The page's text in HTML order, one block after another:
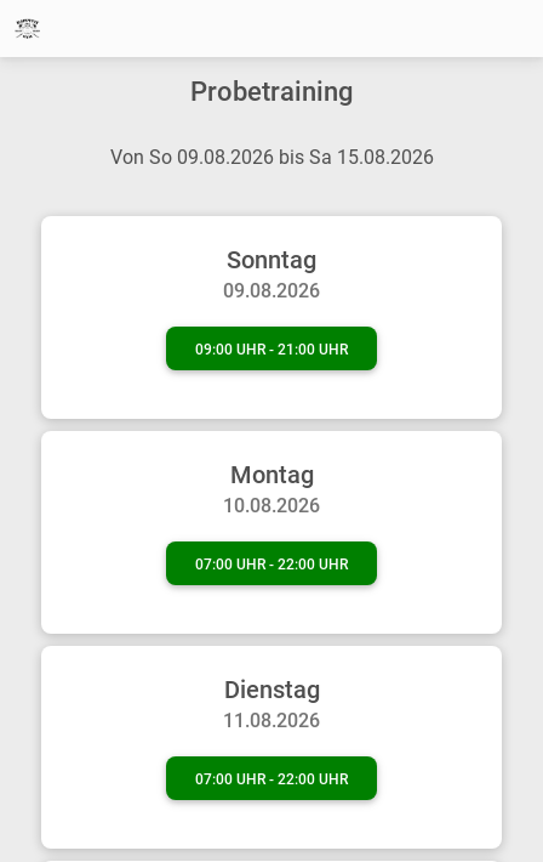
Probetraining
Von So 09.08.2026 bis Sa 15.08.2026
Sonntag
09.08.2026
09:00 UHR - 21:00 UHR
Montag
10.08.2026
07:00 UHR - 22:00 UHR
Dienstag
11.08.2026
07:00 UHR - 22:00 UHR